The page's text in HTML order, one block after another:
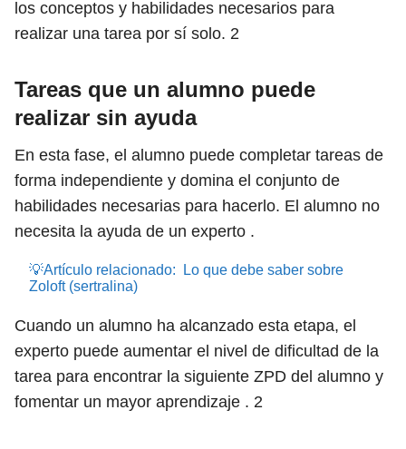
los conceptos y habilidades necesarios para
realizar una tarea por sí solo. 2
Tareas que un alumno puede
realizar sin ayuda
En esta fase, el alumno puede completar tareas de
forma independiente y domina el conjunto de
habilidades necesarias para hacerlo. El alumno no
necesita la ayuda de un experto .
💡Artículo relacionado:
Lo que debe saber sobre
Zoloft (sertralina)
Cuando un alumno ha alcanzado esta etapa, el
experto puede aumentar el nivel de dificultad de la
tarea para encontrar la siguiente ZPD del alumno y
fomentar un mayor aprendizaje . 2